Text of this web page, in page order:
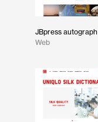
JBpress autograph
Web